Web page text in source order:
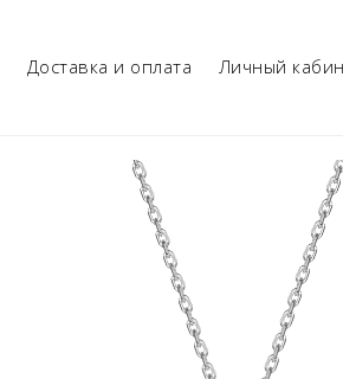
Доставка и оплата Личный